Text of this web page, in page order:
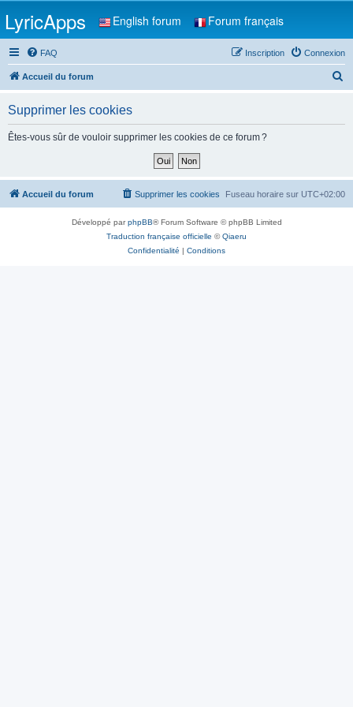
LyricApps English forum Forum français
FAQ Connexion
Inscription
Accueil du forum
h
Supprimer les cookies
Êtes-vous sûr de vouloir supprimer les cookies de ce forum ?
Accueil du forum Fuseau horaire sur UTC+02:00
Supprimer les cookies
Développé parphpBB® Forum Software © phpBB Limited
Traduction française officielle ©Qiaeru
Confidentialité | Conditions